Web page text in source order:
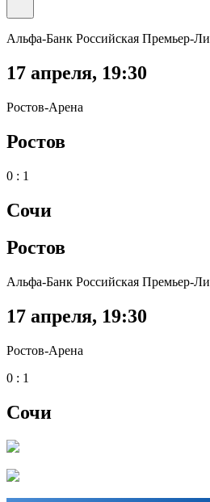
Альфа-Банк Российская Премьер-
17 апреля, 19:30
Ростов-Арена
Ростов
0 : 1
Сочи
Ростов
Альфа-Банк Российская Премьер-
17 апреля, 19:30
Ростов-Арена
0 : 1
Сочи